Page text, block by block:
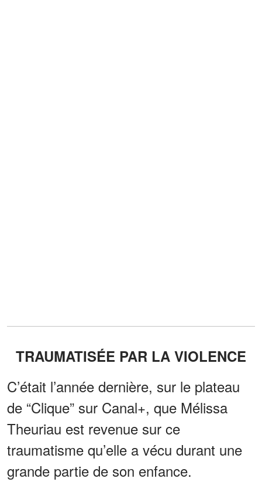
TRAUMATISÉE PAR LA VIOLENCE
C’était l’année dernière, sur le plateau
de “Clique” sur Canal+, que Mélissa
Theuriau est revenue sur ce
traumatisme qu’elle a vécu durant une
grande partie de son enfance.